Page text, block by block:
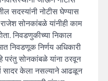
सदस्यांनी नोटीस घेण्यास
सोनकांबळे यांनीही काम
निवडणुकीच्या निकाल
निवडणूक निर्णय अधिकारी
सोनकांबळे यांना ठरवून
सादर केला नसल्याने आढळून